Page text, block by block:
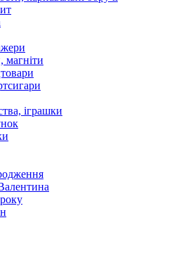
магніти
іграшки